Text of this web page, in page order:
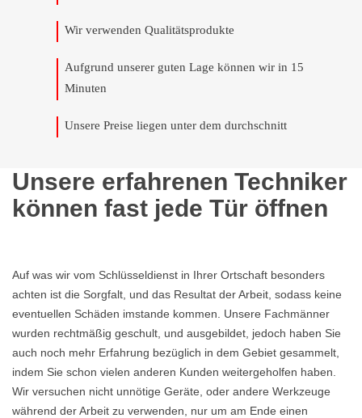
Wir verwenden Qualitätsprodukte
Aufgrund unserer guten Lage können wir in 15
Minuten
Unsere Preise liegen unter dem durchschnitt
Unsere erfahrenen Techniker
können fast jede Tür öffnen
Auf was wir vom Schlüsseldienst in Ihrer Ortschaft besonders
achten ist die Sorgfalt, und das Resultat der Arbeit, sodass keine
eventuellen Schäden imstande kommen. Unsere Fachmänner
wurden rechtmäßig geschult, und ausgebildet, jedoch haben Sie
auch noch mehr Erfahrung bezüglich in dem Gebiet gesammelt,
indem Sie schon vielen anderen Kunden weitergeholfen haben.
Wir versuchen nicht unnötige Geräte, oder andere Werkzeuge
während der Arbeit zu verwenden, nur um am Ende einen